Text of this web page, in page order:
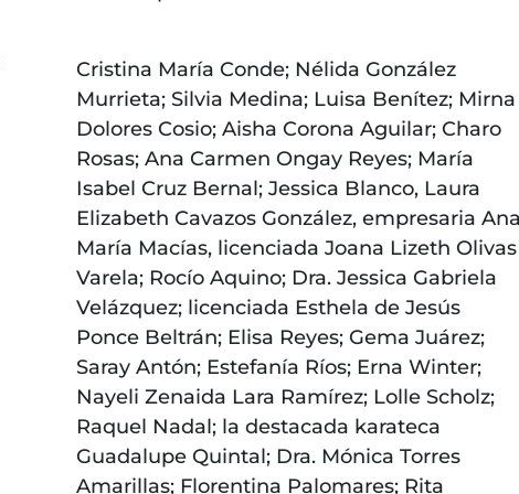
Cristina María Conde; Nélida González
Murrieta; Silvia Medina; Luisa Benítez; Mirna
Dolores Cosio; Aisha Corona Aguilar; Charo
Rosas; Ana Carmen Ongay Reyes; María
Isabel Cruz Bernal; Jessica Blanco, Laura
Elizabeth Cavazos González, empresaria
María Macías, licenciada Joana Lizeth Olivas
Varela; Rocío Aquino; Dra. Jessica Gabriela
Velázquez; licenciada Esthela de Jesús
Ponce Beltrán; Elisa Reyes; Gema Juárez;
Saray Antón; Estefanía Ríos; Erna Winter;
Nayeli Zenaida Lara Ramírez; Lolle Scholz;
Raquel Nadal; la destacada karateca
Guadalupe Quintal; Dra. Mónica Torres
Amarillas; Florentina Palomares; Rita